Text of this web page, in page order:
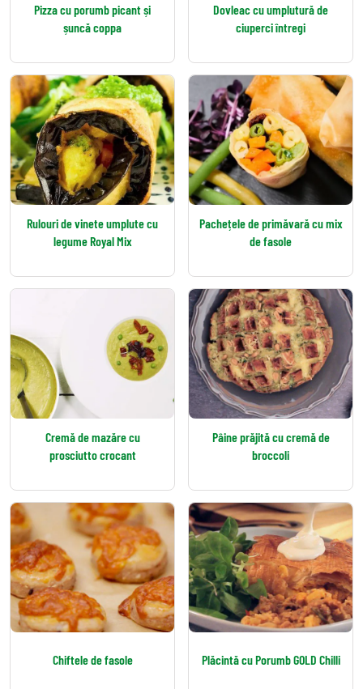
Pizza cu porumb picant și
șuncă coppa
Dovleac cu umplutură de
ciuperci întregi
Rulouri de vinete umplute cu
legume Royal Mix
Pachețele de primăvară cu mix
de fasole
Cremă de mazăre cu
prosciutto crocant
Pâine prăjită cu cremă de
broccoli
Chiftele de fasole Plăcintă cu Porumb GOLD Chilli